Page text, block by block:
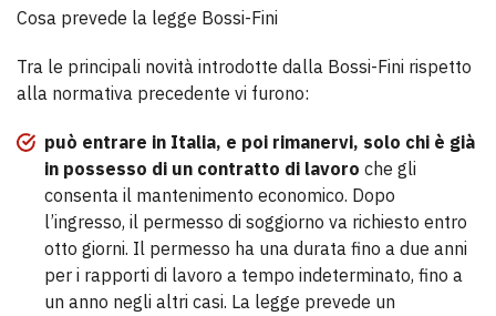
Cosa prevede la legge Bossi-Fini
Tra le principali novità introdotte dalla Bossi-Fini rispetto
alla normativa precedente vi furono:
può entrare in Italia, e poi rimanervi, solo chi è già
in possesso di un contratto di lavoro che gli
consenta il mantenimento economico. Dopo
l’ingresso, il permesso di soggiorno va richiesto entro
otto giorni. Il permesso ha una durata fino a due anni
per i rapporti di lavoro a tempo indeterminato, fino a
un anno negli altri casi. La legge prevede un